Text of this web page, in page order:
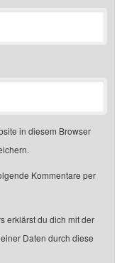
in diesem Browser
Kommentare per
erklärst du dich mit der
Daten durch diese